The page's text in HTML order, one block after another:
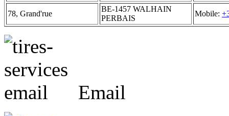
78, Grand'rue
BE-1457 WALHAIN
PERBAIS
Mobile:
Email